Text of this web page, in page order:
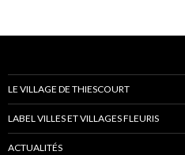
LE VILLAGE DE THIESCOURT
LABEL VILLES ET VILLAGES FLEURIS
ACTUALITÉS